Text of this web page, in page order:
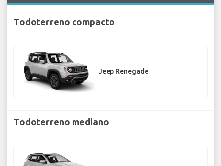
Todoterreno compacto
Jeep Renegade
Todoterreno mediano